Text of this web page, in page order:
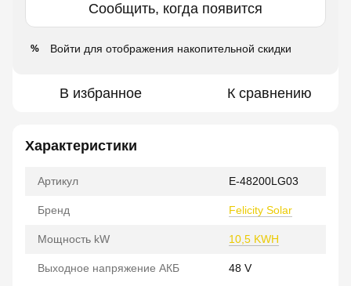
Сообщить, когда появится
% Войти для отображения накопительной скидки
В избранное К сравнению
Характеристики
Артикул E-48200LG03
Бренд Felicity Solar
Мощность kW 10,5 KWH
Выходное напряжение АКБ 48 V